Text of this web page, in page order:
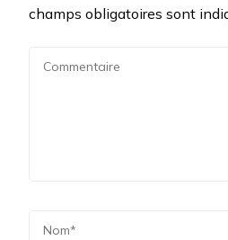
champs obligatoires sont